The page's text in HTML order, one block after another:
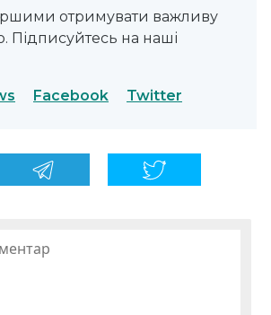
отримувати важливу
Підписуйтесь на наші
Facebook Twitter